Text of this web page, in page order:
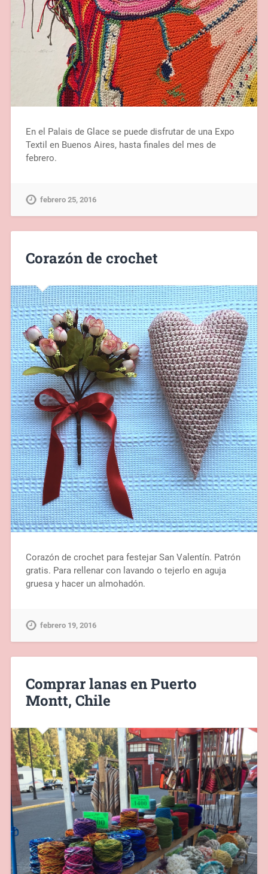
En el Palais de Glace se puede disfrutar de una Expo
Textil en Buenos Aires, hasta finales del mes de
febrero.
febrero 25, 2016
Corazón de crochet
Corazón de crochet para festejar San Valentín. Patrón
gratis. Para rellenar con lavando o tejerlo en aguja
gruesa y hacer un almohadón.
febrero 19, 2016
Comprar lanas en Puerto
Montt, Chile